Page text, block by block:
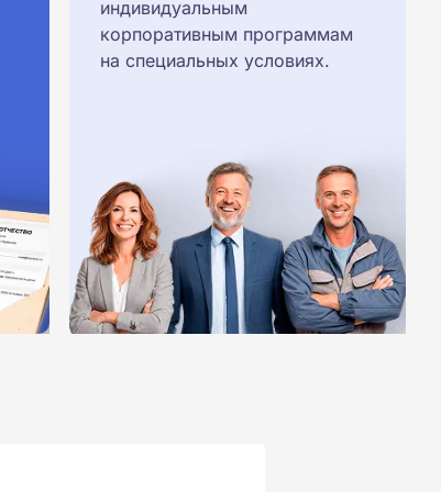
индивидуальным
корпоративным программам
на специальных условиях.